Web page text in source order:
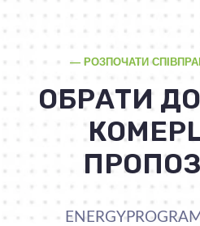
— РОЗПОЧАТИ
ОБРАТИ